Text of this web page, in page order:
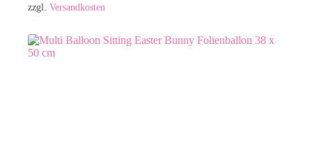
zzgl. Versandkosten